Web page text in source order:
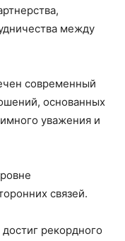
между
современный
основанных
уважения и
связей.
рекордного